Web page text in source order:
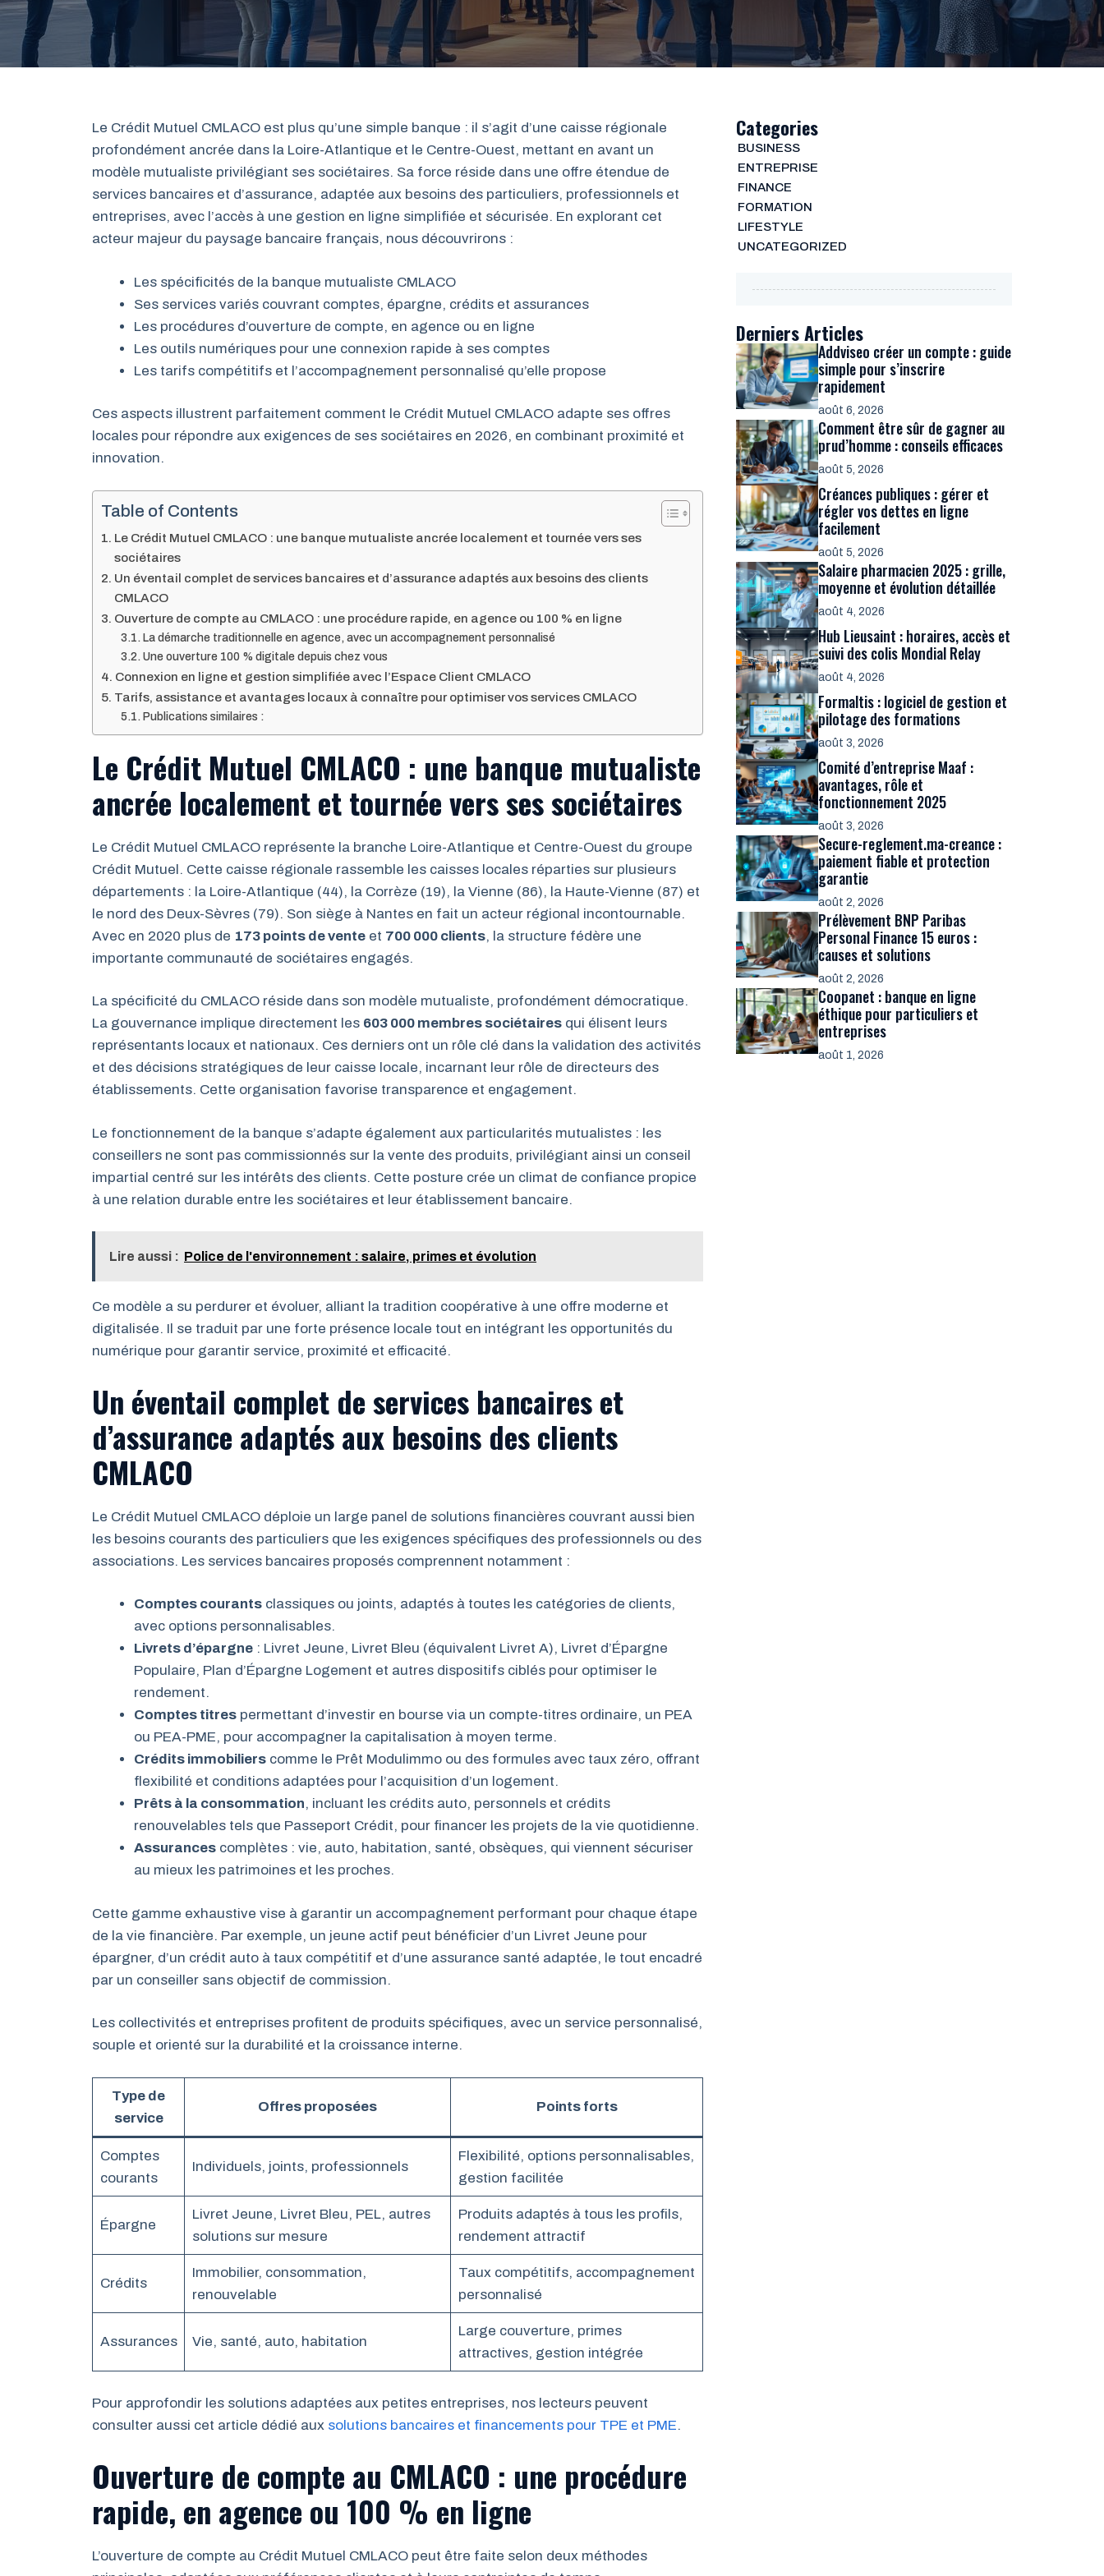
Le Crédit Mutuel CMLACO est plus qu’une simple banque : il s’agit d’une caisse régionale
profondément ancrée dans la Loire-Atlantique et le Centre-Ouest, mettant en avant un
modèle mutualiste privilégiant ses sociétaires. Sa force réside dans une offre étendue de
services bancaires et d’assurance, adaptée aux besoins des particuliers, professionnels et
entreprises, avec l’accès à une gestion en ligne simplifiée et sécurisée. En explorant cet
acteur majeur du paysage bancaire français, nous découvrirons :
Les spécificités de la banque mutualiste CMLACO
Ses services variés couvrant comptes, épargne, crédits et assurances
Les procédures d’ouverture de compte, en agence ou en ligne
Les outils numériques pour une connexion rapide à ses comptes
Les tarifs compétitifs et l’accompagnement personnalisé qu’elle propose
Ces aspects illustrent parfaitement comment le Crédit Mutuel CMLACO adapte ses offres
locales pour répondre aux exigences de ses sociétaires en 2026, en combinant proximité et
innovation.
Table of Contents
Le Crédit Mutuel CMLACO : une banque mutualiste ancrée localement et tournée vers ses
sociétaires
Un éventail complet de services bancaires et d’assurance adaptés aux besoins des clients
CMLACO
Ouverture de compte au CMLACO : une procédure rapide, en agence ou 100 % en ligne
La démarche traditionnelle en agence, avec un accompagnement personnalisé
Une ouverture 100 % digitale depuis chez vous
Connexion en ligne et gestion simplifiée avec l’Espace Client CMLACO
Tarifs, assistance et avantages locaux à connaître pour optimiser vos services CMLACO
Publications similaires :
Le Crédit Mutuel CMLACO : une banque mutualiste
ancrée localement et tournée vers ses sociétaires
Le Crédit Mutuel CMLACO représente la branche Loire-Atlantique et Centre-Ouest du groupe
Crédit Mutuel. Cette caisse régionale rassemble les caisses locales réparties sur plusieurs
départements : la Loire-Atlantique (44), la Corrèze (19), la Vienne (86), la Haute-Vienne (87) et
le nord des Deux-Sèvres (79). Son siège à Nantes en fait un acteur régional incontournable.
Avec en 2020 plus de 173 points de vente et 700 000 clients, la structure fédère une
importante communauté de sociétaires engagés.
La spécificité du CMLACO réside dans son modèle mutualiste, profondément démocratique.
La gouvernance implique directement les 603 000 membres sociétaires qui élisent leurs
représentants locaux et nationaux. Ces derniers ont un rôle clé dans la validation des activités
et des décisions stratégiques de leur caisse locale, incarnant leur rôle de directeurs des
établissements. Cette organisation favorise transparence et engagement.
Le fonctionnement de la banque s’adapte également aux particularités mutualistes : les
conseillers ne sont pas commissionnés sur la vente des produits, privilégiant ainsi un conseil
impartial centré sur les intérêts des clients. Cette posture crée un climat de confiance propice
à une relation durable entre les sociétaires et leur établissement bancaire.
Lire aussi : Police de l'environnement : salaire, primes et évolution
Ce modèle a su perdurer et évoluer, alliant la tradition coopérative à une offre moderne et
digitalisée. Il se traduit par une forte présence locale tout en intégrant les opportunités du
numérique pour garantir service, proximité et efficacité.
Un éventail complet de services bancaires et
d’assurance adaptés aux besoins des clients
CMLACO
Le Crédit Mutuel CMLACO déploie un large panel de solutions financières couvrant aussi bien
les besoins courants des particuliers que les exigences spécifiques des professionnels ou des
associations. Les services bancaires proposés comprennent notamment :
Comptes courants classiques ou joints, adaptés à toutes les catégories de clients,
avec options personnalisables.
Livrets d’épargne : Livret Jeune, Livret Bleu (équivalent Livret A), Livret d’Épargne
Populaire, Plan d’Épargne Logement et autres dispositifs ciblés pour optimiser le
rendement.
Comptes titres permettant d’investir en bourse via un compte-titres ordinaire, un PEA
ou PEA-PME, pour accompagner la capitalisation à moyen terme.
Crédits immobiliers comme le Prêt Modulimmo ou des formules avec taux zéro, offrant
flexibilité et conditions adaptées pour l’acquisition d’un logement.
Prêts à la consommation, incluant les crédits auto, personnels et crédits
renouvelables tels que Passeport Crédit, pour financer les projets de la vie quotidienne.
Assurances complètes : vie, auto, habitation, santé, obsèques, qui viennent sécuriser
au mieux les patrimoines et les proches.
Cette gamme exhaustive vise à garantir un accompagnement performant pour chaque étape
de la vie financière. Par exemple, un jeune actif peut bénéficier d’un Livret Jeune pour
épargner, d’un crédit auto à taux compétitif et d’une assurance santé adaptée, le tout encadré
par un conseiller sans objectif de commission.
Les collectivités et entreprises profitent de produits spécifiques, avec un service personnalisé,
souple et orienté sur la durabilité et la croissance interne.
Type de
service
Offres proposées Points forts
Comptes
courants
Individuels, joints, professionnels
Flexibilité, options personnalisables,
gestion facilitée
Épargne
Livret Jeune, Livret Bleu, PEL, autres
solutions sur mesure
Produits adaptés à tous les profils,
rendement attractif
Crédits
Immobilier, consommation,
renouvelable
Taux compétitifs, accompagnement
personnalisé
Assurances Vie, santé, auto, habitation
Large couverture, primes
attractives, gestion intégrée
Pour approfondir les solutions adaptées aux petites entreprises, nos lecteurs peuvent
consulter aussi cet article dédié aux solutions bancaires et financements pour TPE et PME.
Ouverture de compte au CMLACO : une procédure
rapide, en agence ou 100 % en ligne
L’ouverture de compte au Crédit Mutuel CMLACO peut être faite selon deux méthodes
Categories
BUSINESS
ENTREPRISE
FINANCE
FORMATION
LIFESTYLE
UNCATEGORIZED
Derniers Articles
Addviseo créer un compte : guide
simple pour s’inscrire
rapidement
août 6, 2026
Comment être sûr de gagner au
prud’homme : conseils efficaces
août 5, 2026
Créances publiques : gérer et
régler vos dettes en ligne
facilement
août 5, 2026
Salaire pharmacien 2025 : grille,
moyenne et évolution détaillée
août 4, 2026
Hub Lieusaint : horaires, accès et
suivi des colis Mondial Relay
août 4, 2026
Formaltis : logiciel de gestion et
pilotage des formations
août 3, 2026
Comité d’entreprise Maaf :
avantages, rôle et
fonctionnement 2025
août 3, 2026
Secure-reglement.ma-creance :
paiement fiable et protection
garantie
août 2, 2026
Prélèvement BNP Paribas
Personal Finance 15 euros :
causes et solutions
août 2, 2026
Coopanet : banque en ligne
éthique pour particuliers et
entreprises
août 1, 2026